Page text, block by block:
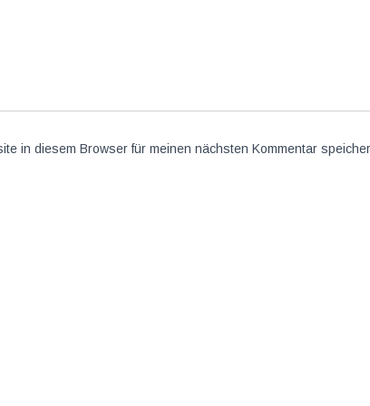
in diesem Browser für meinen nächsten Kommentar